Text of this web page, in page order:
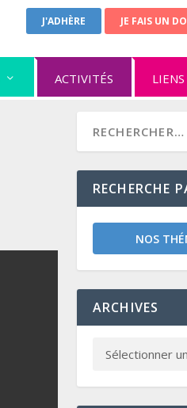
J'ADHÈRE JE FAIS UN
ACTIVITÉS LIENS
RECHERCHE
NOS
ARCHIVES